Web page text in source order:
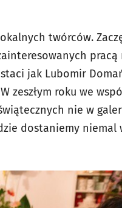
twórców.
pracą
jak Lubomir
roku we
nie w
dostaniemy niemal